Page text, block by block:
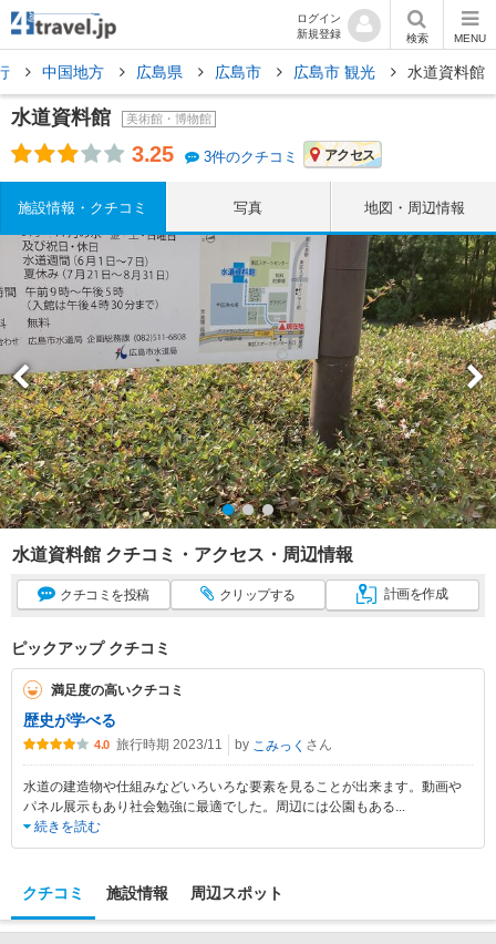
ログイン
新規登録
検索 MENU
中国地方 広島県 広島市 広島市 観光 水道資料館
水道資料館 美術館・博物館
3.25 3件のクチコミ アクセス
施設情報・クチコミ 写真 地図・周辺情報
水道資料館 クチコミ・アクセス・周辺情報
クチコミ を投稿 クリップする 計画を作成
ピックアップ クチコミ
満足度の高いクチコミ
歴史が学べる
4.0 旅行時期 2023/11 by こみっく さん
水道の建造物や仕組みなどいろいろな要素を見ることが出来ます。動画や
パネル展示もあり社会勉強に最適でした。周辺には公園もある...
続きを読む
クチコミ 施設情報 周辺スポット